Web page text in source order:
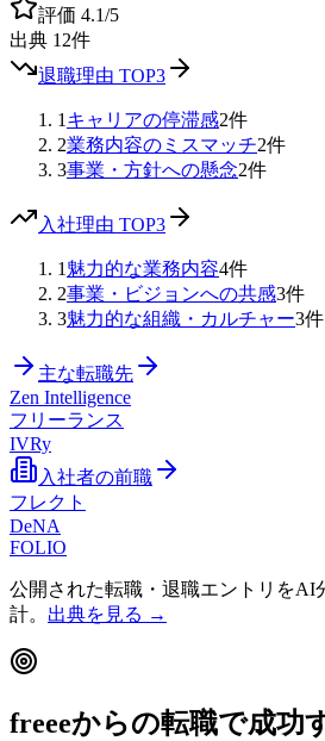
評価 4.1/5
出典 12件
退職理由 TOP3
1 キャリアの停滞感2件
2業務内容のミスマッチ2件
3事業・方針への懸念2件
入社理由 TOP3
1 魅力的な業務内容4件
2事業・ビジョンへの共感3件
3魅力的な組織・カルチャー3件
主な転職先
Zen Intelligence
フリーランス
IVRy
入社者の前職
フレクト
DeNA
FOLIO
公開された転職・退職エントリをAI
計。 出典を見る →
freeeからの転職で成功